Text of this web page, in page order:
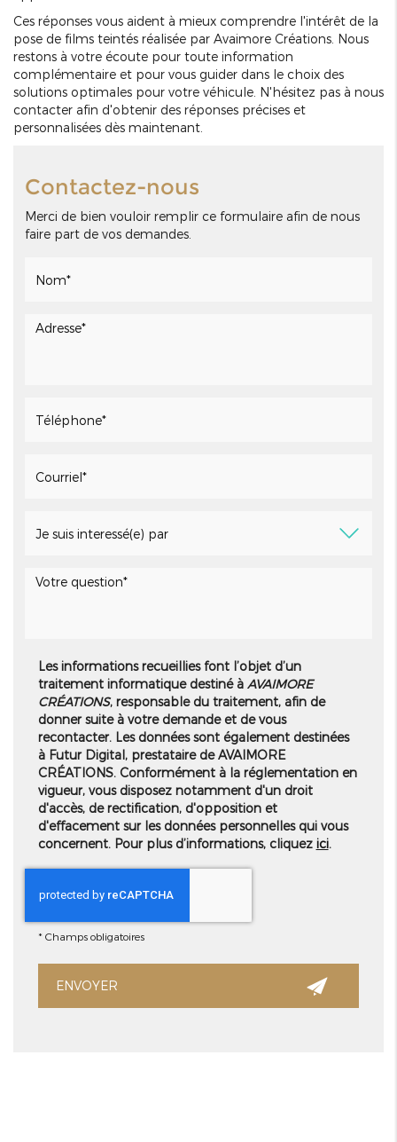
Ces réponses vous aident à mieux comprendre l'intérêt de la
pose de films teintés réalisée par Avaimore Créations. Nous
restons à votre écoute pour toute information
complémentaire et pour vous guider dans le choix des
solutions optimales pour votre véhicule. N'hésitez pas à nous
contacter afin d'obtenir des réponses précises et
personnalisées dès maintenant.
Contactez-nous
Merci de bien vouloir remplir ce formulaire afin de nous
faire part de vos demandes.
Les informations recueillies font l’objet d’un
traitement informatique destiné àAVAIMORE
CRÉATIONS, responsable du traitement, afin de
donner suite à votre demande et de vous
recontacter. Les données sont également destinées
à Futur Digital, prestataire de AVAIMORE
CRÉATIONS. Conformément à la réglementation en
vigueur, vous disposez notamment d'un droit
d'accès, de rectification, d'opposition et
d'effacement sur les données personnelles qui vous
concernent. Pour plus d’informations, cliquez ici.
* Champs obligatoires